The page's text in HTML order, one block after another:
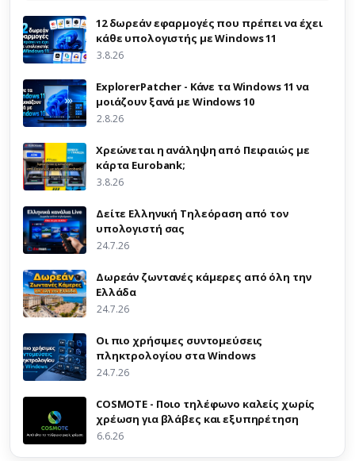
12 δωρεάν εφαρμογές που πρέπει να έχει
κάθε υπολογιστής με Windows 11
3.8.26
ExplorerPatcher - Κάνε τα Windows 11 να
μοιάζουν ξανά με Windows 10
2.8.26
Χρεώνεται η ανάληψη από Πειραιώς με
κάρτα Eurobank;
3.8.26
Δείτε Ελληνική Τηλεόραση από τον
υπολογιστή σας
24.7.26
Δωρεάν ζωντανές κάμερες από όλη την
Ελλάδα
24.7.26
Οι πιο χρήσιμες συντομεύσεις
πληκτρολογίου στα Windows
24.7.26
COSMOTE - Ποιο τηλέφωνο καλείς χωρίς
χρέωση για βλάβες και εξυπηρέτηση
6.6.26